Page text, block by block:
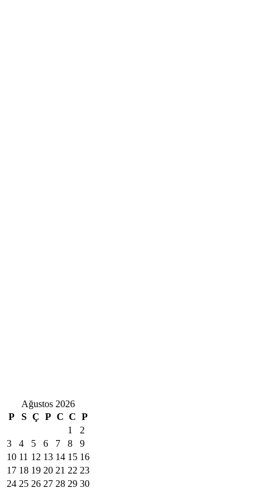
Ağustos 2026
P
S Ç P C C P
1
2
3
4 5 6 7 8
9
10 11 12 13 14 15 16
17 18 19 20 21 22 23
24 25 26 27 28 29 30